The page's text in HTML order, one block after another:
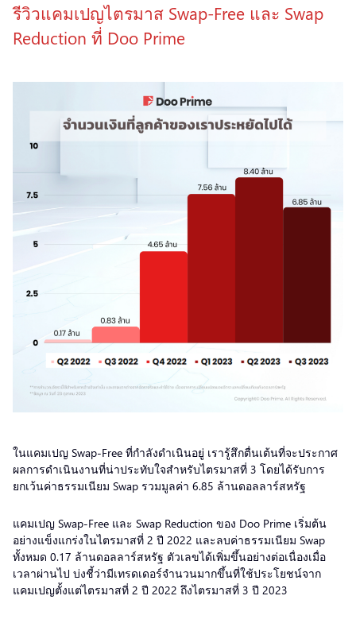
รีวิวแคมเปญไตรมาส Swap-Free และ Swap
Reduction ที่ Doo Prime
ในแคมเปญ Swap-Free ที่กำลังดำเนินอยู่ เรารู้สึกตื่นเต้นที่จะประกาศ
ผลการดำเนินงานที่น่าประทับใจสำหรับไตรมาสที่ 3 โดยได้รับการ
ยกเว้นค่าธรรมเนียม Swap รวมมูลค่า 6.85 ล้านดอลลาร์สหรัฐ
แคมเปญ Swap-Free และ Swap Reduction ของ Doo Prime เริ่มต้น
อย่างแข็งแกร่งในไตรมาสที่ 2 ปี 2022 และลบค่าธรรมเนียม Swap
ทั้งหมด 0.17 ล้านดอลลาร์สหรัฐ ตัวเลขได้เพิ่มขึ้นอย่างต่อเนื่องเมื่อ
เวลาผ่านไป บ่งชี้ว่ามีเทรดเดอร์จำนวนมากขึ้นที่ใช้ประโยชน์จาก
แคมเปญตั้งแต่ไตรมาสที่ 2 ปี 2022 ถึงไตรมาสที่ 3 ปี 2023